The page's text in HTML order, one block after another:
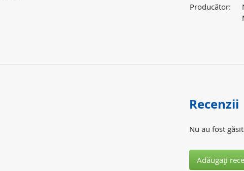
Producător:
Recenzii
Nu au fost
Adăugaţi